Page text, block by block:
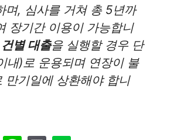
며, 심사를 거쳐 총 5년까
장기간 이용이 가능합니
건별 대출을 실행할 경우 단
내)로 운용되며 연장이 불
만기일에 상환해야 합니